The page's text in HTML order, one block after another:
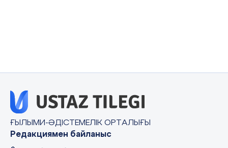
ҒЫЛЫМИ-ӘДІСТЕМЕЛІК ОРТАЛЫҒЫ
Редакциямен байланыс